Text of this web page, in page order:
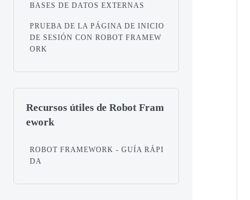
BASES DE DATOS EXTERNAS
PRUEBA DE LA PÁGINA DE INICIO
DE SESIÓN CON ROBOT FRAMEW
ORK
Recursos útiles de Robot Fram
ework
ROBOT FRAMEWORK - GUÍA RÁPI
DA